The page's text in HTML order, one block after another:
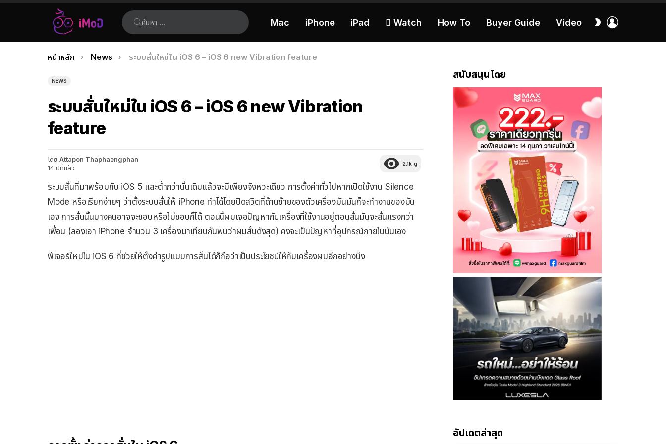
ค้นหา:
Mac iPhone iPad  Watch How To Buyer Guide Video
สลับ
เรื่อง
ล่าสุด
คุณอยู่ที่นี่:
หน้าหลัก News ระบบสั่นใหม่ใน iOS 6 – iOS 6 new Vibration feature
NEWS
ระบบสั่นใหม่ใน iOS 6 – iOS 6 new Vibration
feature
โดย Attapon Thaphaengphan
14 ปีที่แล้ว
2.1k ดู
ระบบสั่นที่มาพร้อมกับ iOS 5 และต่ำกว่านั่นเดิมแล้วจะมีเพียงจังหวะเดียว การตั้งค่าทั่วไปหากเปิดใช้งาน Silence
Mode หรือเรียกง่ายๆ ว่าตั้งระบบสั่นให้ iPhone ทำได้โดยปิดสวิตที่ด้านซ้ายของตัวเครื่องมันมันก็จะทำงานของมัน
เอง การสั่นนั้นบางคนอาจจะชอบหรือไม่ชอบก็ได้ ตอนนี้ผมเจอปัญหากับเครื่องที่ใช้งานอยู่ตอนสั่นมันจะสั่นแรงกว่า
เพื่อน (ลองเอา iPhone จำนวน 3 เครื่องมาเทียบกันพบว่าผมสั่นดังสุด) คงจะเป็นปัญหาที่อุปกรณ์ภายในนั่นเอง
ฟีเจอร์ใหม่ใน iOS 6 ที่ช่วยให้ตั้งค่ารูปแบบการสั่นได้ก็ถือว่าเป็นประโยชน์ให้กับเครื่องผมอีกอย่างนึง
สนับสนุนโดย
อัปเดตล่าสุด